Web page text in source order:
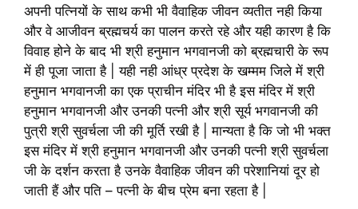
अपनी पत्नियों के साथ कभी भी वैवाहिक जीवन व्यतीत नही किया
और वे आजीवन ब्रह्मचर्य का पालन करते रहे और यही कारण है कि
विवाह होने के बाद भी श्री हनुमान भगवानजी को ब्रह्मचारी के रूप
में ही पूजा जाता है | यही नही आंध्र प्रदेश के खम्मम जिले में श्री
हनुमान भगवानजी का एक प्राचीन मंदिर भी है इस मंदिर में श्री
हनुमान भगवानजी और उनकी पत्नी और श्री सूर्य भगवानजी की
पुत्री श्री सुवर्चला जी की मूर्ति रखी है | मान्यता है कि जो भी भक्त
इस मंदिर में श्री हनुमान भगवानजी और उनकी पत्नी श्री सुवर्चला
जी के दर्शन करता है उनके वैवाहिक जीवन की परेशानियां दूर हो
जाती हैं और पति – पत्नी के बीच प्रेम बना रहता है |